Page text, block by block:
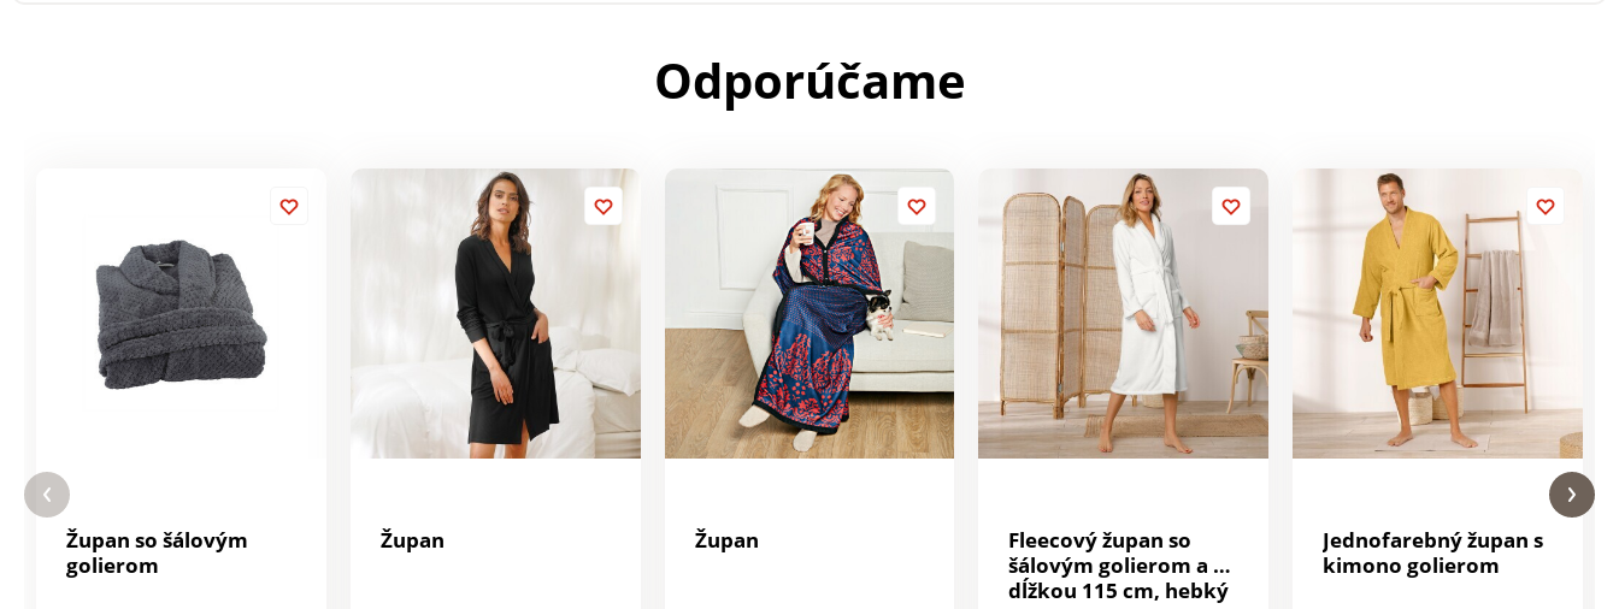
Odporúčame
Župan so šálovým
golierom
Župan Župan
Fleecový župan so
šálovým golierom a s
dĺžkou 115 cm, hebký
Jednofarebný župan s
kimono golierom